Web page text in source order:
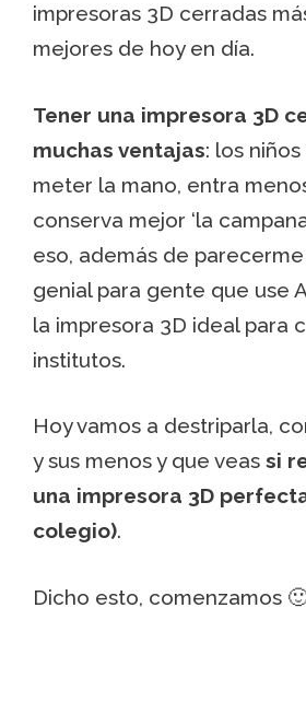
impresoras 3D cerradas
mejores de hoy en día.
Tener una impresora 3D
muchas ventajas: los
meter la mano, entra
conserva mejor ‘la
eso, además de
genial para gente que use
la impresora 3D ideal para
institutos.
Hoy vamos a destriparla,
y sus menos y que veas si
una impresora 3D
colegio).
Dicho esto, comenzamos